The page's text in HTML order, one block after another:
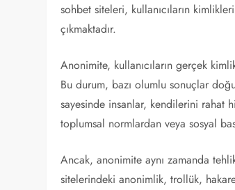
sohbet siteleri, kullanıcıların
çıkmaktadır.
Anonimite, kullanıcıların gerçek
Bu durum, bazı olumlu sonuçlar
sayesinde insanlar, kendilerini rahat
toplumsal normlardan veya sosyal
Ancak, anonimite aynı zamanda
sitelerindeki anonimlik, trollük,